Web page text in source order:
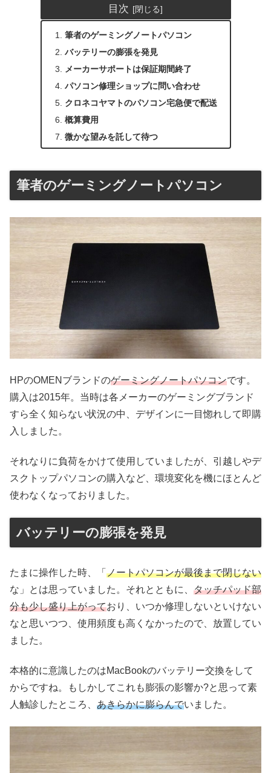
目次
筆者のゲーミングノートパソコン
バッテリーの膨張を発見
メーカーサポートは保証期間終了
パソコン修理ショップに問い合わせ
クロネコヤマトのパソコン宅急便で配送
概算費用
微かな望みを託して待つ
筆者のゲーミングノートパソコン
HPのOMENブランドのゲーミングノートパソコンです。
購入は2015年。当時は各メーカーのゲーミングブランド
すら全く知らない状況の中、デザインに一目惚れして即購
入しました。
それなりに負荷をかけて使用していましたが、引越しやデ
スクトップパソコンの購入など、環境変化を機にほとんど
使わなくなっておりました。
バッテリーの膨張を発見
たまに操作した時、「 ノートパソコンが最後まで閉じない
な」とは思っていました。それとともに、 タッチパッド部
分も少し盛り上がっており、いつか修理しないといけない
なと思いつつ、使用頻度も高くなかったので、放置してい
ました。
本格的に意識したのはMacBookのバッテリー交換をして
からですね。もしかしてこれも膨張の影響か?と思って素
人触診したところ、 あきらかに膨らんでいました。